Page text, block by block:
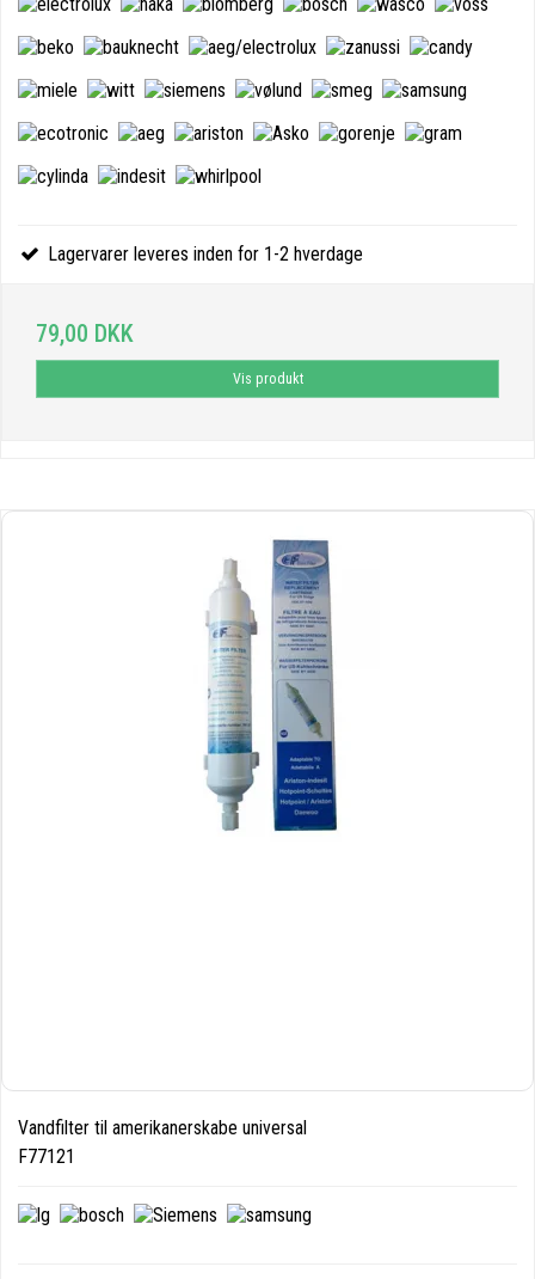
Lagervarer leveres inden for 1-2 hverdage
79,00 DKK
Vis produkt
Vandfilter til amerikanerskabe universal
F77121